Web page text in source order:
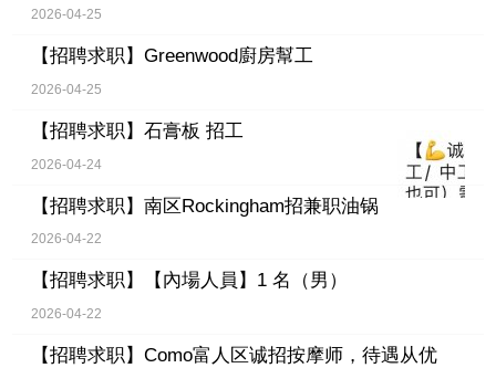
2026-04-25
【招聘求职】 Greenwood廚房幫工
2026-04-25
【招聘求职】 石膏板 招工
2026-04-24
【招聘求职】 南区Rockingham招兼职油锅
2026-04-22
【招聘求职】 【內場人員】1 名（男）
2026-04-22
【招聘求职】 Como富人区诚招按摩师，待遇从优